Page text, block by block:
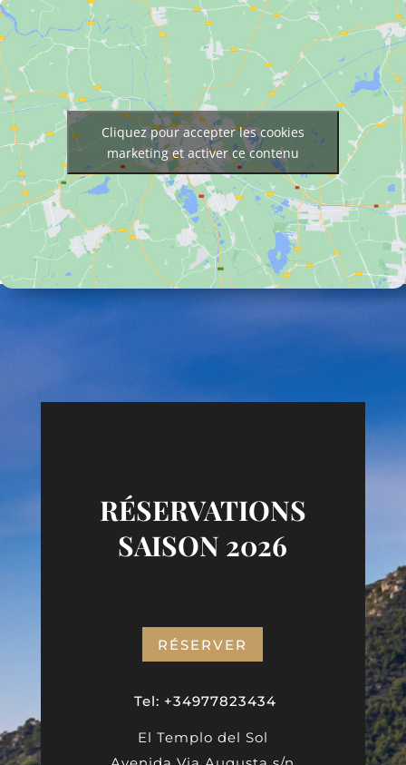
Cliquez pour accepter les cookies
marketing et activer ce contenu
RÉSERVATIONS
SAISON 2026
RÉSERVER
Tel: +34977823434
El Templo del Sol